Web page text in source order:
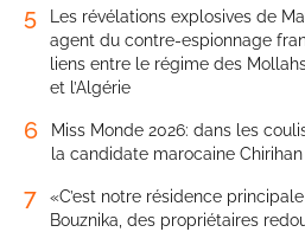
5
Les révélations explosives de
agent du contre-espionnage
liens entre le régime des
et l’Algérie
6
Miss Monde 2026: dans les
la candidate marocaine
7
«C’est notre résidence
Bouznika, des propriétaires